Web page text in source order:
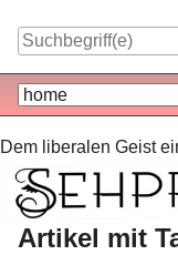
Navigation
Dem liberalen Geist
Artikel mit